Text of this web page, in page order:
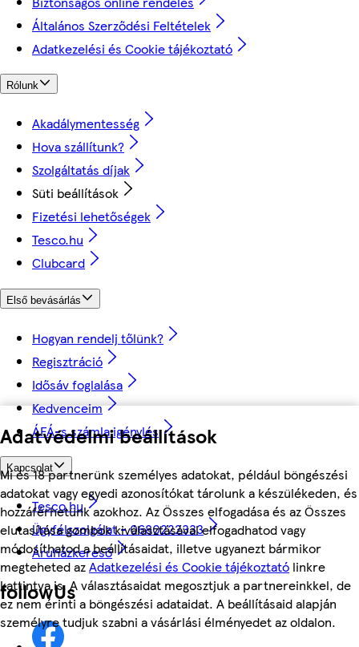
Adatvédelmi beállítások
Mi és 18 partnerünk személyes adatokat, például böngészési
adatokat vagy egyedi azonosítókat tárolunk a készülékeden, és
hozzáférhetünk azokhoz. Az Összes elfogadása és az Összes
elutasítása gombok kiválasztásával elfogadhatod vagy
módosíthatod a beállításaidat, illetve ugyanezt bármikor
megteheted azAdatkezelési és Cookie tájékoztató linkre
kattintva is. A választásaidat megosztjuk a partnereinkkel, de
ez nem érinti a böngészési adataidat. A beállításaid alapján
személyre tudjuk szabni a vásárlási élményedet az oldalon.
Általános Szerződési Feltételek
Adatkezelési és Cookie tájékoztató
Rólunk
Akadálymentesség
Hova szállítunk?
Szolgáltatás díjak
Süti beállítások
Fizetési lehetőségek
Tesco.hu
Clubcard
Első bevásárlás
Hogyan rendelj tőlünk?
Regisztráció
Idősáv foglalása
Kedvenceim
ÁFÁ-s számla igénylés
Kapcsolat
Tesco.hu
Ügyfélszolgálat - 0680222333
Áruházkereső
followUs